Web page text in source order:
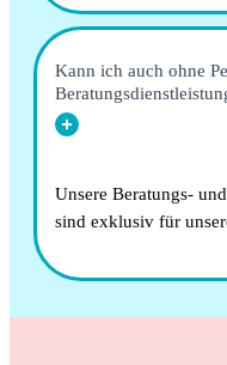
Kann ich auch ohne
Unsere Beratungs-
sind exklusiv für